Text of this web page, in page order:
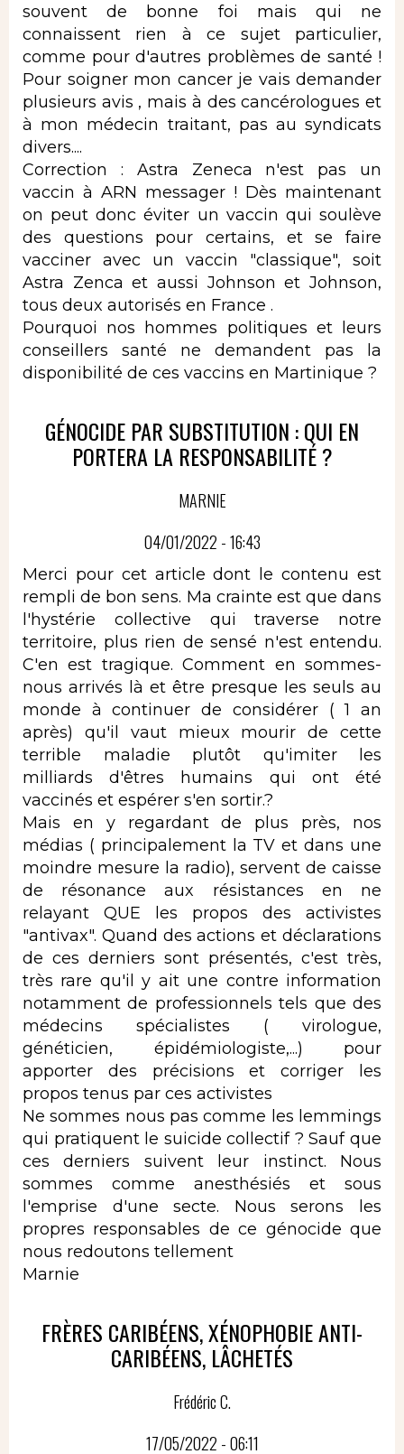
souvent de bonne foi mais qui ne
connaissent rien à ce sujet particulier,
comme pour d'autres problèmes de santé !
Pour soigner mon cancer je vais demander
plusieurs avis , mais à des cancérologues et
à mon médecin traitant, pas au syndicats
divers....
Correction : Astra Zeneca n'est pas un
vaccin à ARN messager ! Dès maintenant
on peut donc éviter un vaccin qui soulève
des questions pour certains, et se faire
vacciner avec un vaccin "classique", soit
Astra Zenca et aussi Johnson et Johnson,
tous deux autorisés en France .
Pourquoi nos hommes politiques et leurs
conseillers santé ne demandent pas la
disponibilité de ces vaccins en Martinique ?
GÉNOCIDE PAR SUBSTITUTION : QUI EN
PORTERA LA RESPONSABILITÉ ?
MARNIE
04/01/2022 - 16:43
Merci pour cet article dont le contenu est
rempli de bon sens. Ma crainte est que dans
l'hystérie collective qui traverse notre
territoire, plus rien de sensé n'est entendu.
C'en est tragique. Comment en sommes-
nous arrivés là et être presque les seuls au
monde à continuer de considérer ( 1 an
après) qu'il vaut mieux mourir de cette
terrible maladie plutôt qu'imiter les
milliards d'êtres humains qui ont été
vaccinés et espérer s'en sortir.?
Mais en y regardant de plus près, nos
médias ( principalement la TV et dans une
moindre mesure la radio), servent de caisse
de résonance aux résistances en ne
relayant QUE les propos des activistes
"antivax". Quand des actions et déclarations
de ces derniers sont présentés, c'est très,
très rare qu'il y ait une contre information
notamment de professionnels tels que des
médecins spécialistes ( virologue,
généticien, épidémiologiste,...) pour
apporter des précisions et corriger les
propos tenus par ces activistes
Ne sommes nous pas comme les lemmings
qui pratiquent le suicide collectif ? Sauf que
ces derniers suivent leur instinct. Nous
sommes comme anesthésiés et sous
l'emprise d'une secte. Nous serons les
propres responsables de ce génocide que
nous redoutons tellement
Marnie
FRÈRES CARIBÉENS, XÉNOPHOBIE ANTI-
CARIBÉENS, LÂCHETÉS
Frédéric C.
17/05/2022 - 06:11